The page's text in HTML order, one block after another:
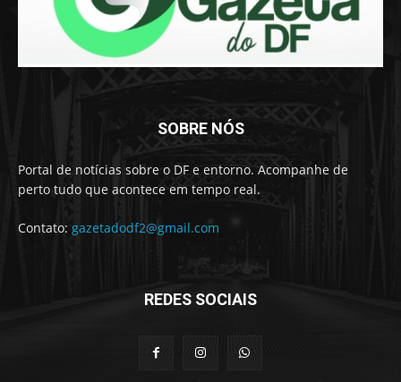
SOBRE NÓS
Portal de notícias sobre o DF e entorno. Acompanhe de
perto tudo que acontece em tempo real.
Contato: gazetadodf2@gmail.com
REDES SOCIAIS